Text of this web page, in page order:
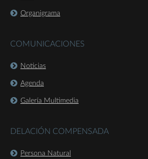
Organigrama
COMUNICACIONES
Noticias
Agenda
Galería Multimedia
DELACIÓN COMPENSADA
Persona Natural